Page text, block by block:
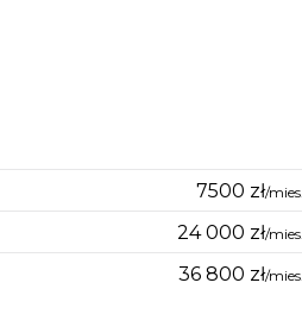
7500 zł/mies.
24 000 zł/mies.
36 800 zł/mies.